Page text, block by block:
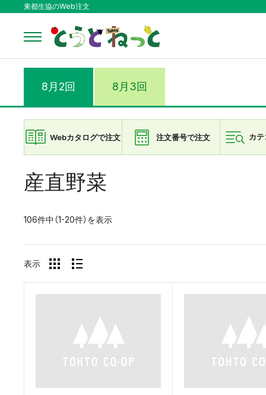
東都生協のWeb注文
8月2回 8月3回
Webカタログで注文 注文番号で注文 カ
産直野菜
106件中（1-20件）を表示
表示